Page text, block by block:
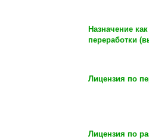
Назначение
переработки
Лицензия по
Лицензия по